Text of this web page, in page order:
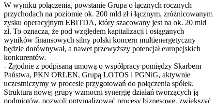
W wyniku połączenia, powstanie Grupa o łącznych rocznych
przychodach na poziomie ok. 200 mld zł i łącznym, zróżnicowanym
zysku operacyjnym EBITDA, który szacowany jest na ok. 20 mld
zł. To oznacza, że pod względem kapitalizacji i osiąganych
wyników finansowych silny polski koncern multienergetyczny
będzie dorównywał, a nawet przewyższy potencjał europejskich
konkurentów.
- Zgodnie z podpisaną umową o współpracy pomiędzy Skarbem
Państwa, PKN ORLEN, Grupą LOTOS i PGNiG, aktywnie
uczestniczymy w procesie przygotowań do połączenia spółek.
Struktura nowej grupy wzmocni synergię działań tworzących ją
podmiotów, pozwoli optymalizować procesy biznesowe, zwiększyć